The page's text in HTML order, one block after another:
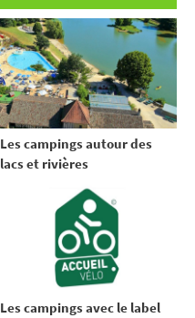
Les campings autour des
lacs et rivières
Les campings avec le label